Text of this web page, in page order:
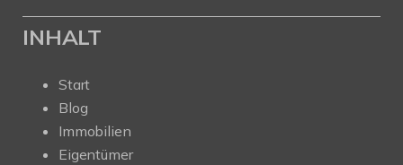
INHALT
Start
Blog
Immobilien
Eigentümer